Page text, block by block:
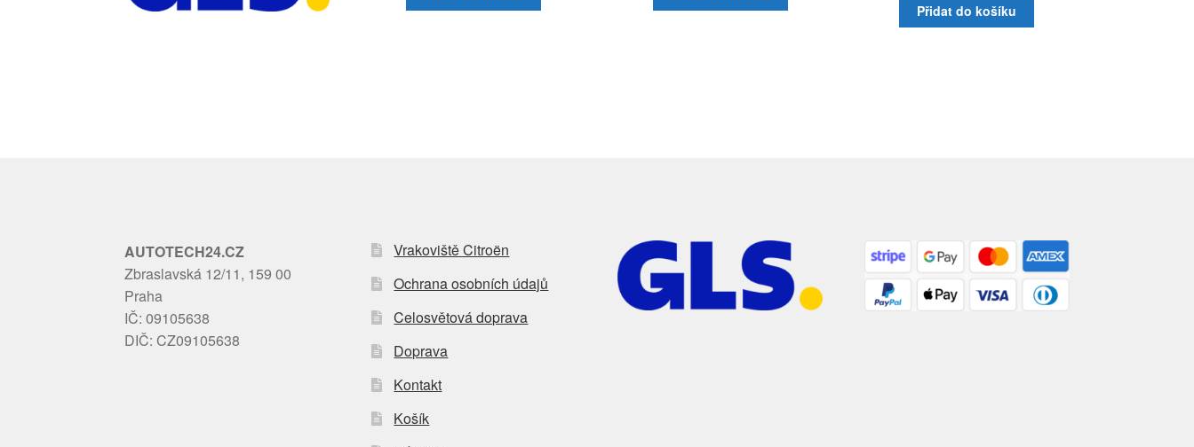
Přidat do košíku
AUTOTECH24.CZ
Zbraslavská 12/11, 159 00
Praha
IČ: 09105638
DIČ: CZ09105638
Vrakoviště Citroën
Ochrana osobních údajů
Celosvětová doprava
Doprava
Kontakt
Košík